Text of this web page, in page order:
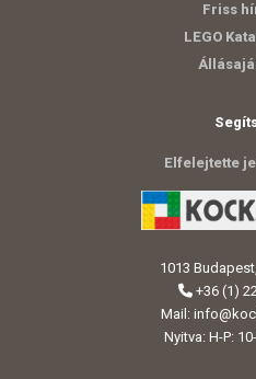
Friss
LEGO
Elfelejtette
1013
+36 (1)
Mail:
Nyitva: H-P: